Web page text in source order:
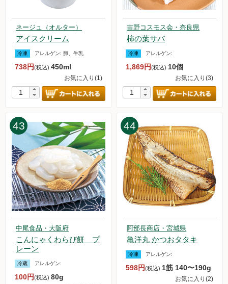
ネージュ（オルター）
アイスクリーム
冷凍 アレルゲン: 卵、牛乳
738円(税込) 450ml
お気に入り(1)
吉野コスモス会・奈良県
柿の葉サバ
冷凍 アレルゲン:
1,869円(税込) 10個
お気に入り(3)
43
中尾食品・大阪府
こんにゃくわらび餅 プ
レーン
冷蔵 アレルゲン:
100円(税込) 80g
44
阿部長商店・宮城県
亀洋丸 かつおタタキ
冷凍 アレルゲン:
598円(税込) 1筋 140〜190g
お気に入り(2)